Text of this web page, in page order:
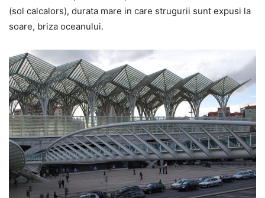
(sol calcalors), durata mare in care strugurii sunt expusi la
soare, briza oceanului.